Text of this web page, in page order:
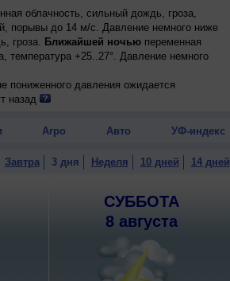
облачность, сильный дождь, гроза,
порывы до 14 м/с. Давление немного ниже
гроза. Ближайшей ночьюпеременная
температура +25..27°. Давление немного
пониженного давления ожидается
возможна гроза; ночью и днем +26..28°,
назад
Агро Авто УФ-индекс
Завтра 3 дня Неделя 10 дней 14 дней
СУББОТА
8 августа